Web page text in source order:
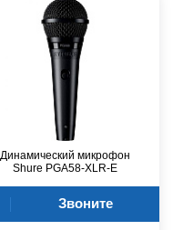
Динамический микрофон
Shure PGA58-XLR-E
Звоните